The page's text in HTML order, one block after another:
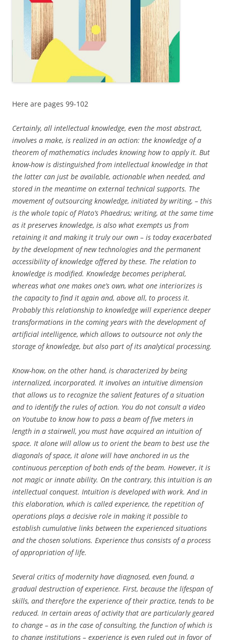
Here are pages 99-102
Certainly, all intellectual knowledge, even the most abstract,
involves a make, is realized in an action: the knowledge of a
theorem of mathematics includes knowing how to apply it. But
know-how is distinguished from intellectual knowledge in that
the latter can just be available, actionable when needed, and
stored in the meantime on external technical supports. The
movement of outsourcing knowledge, initiated by writing, – this
is the whole topic of Plato’s Phaedrus; writing, at the same time
as it preserves knowledge, is also what exempts us from
retaining it and making it truly our own – is today exacerbated
by the development of new technologies and the permanent
accessibility of knowledge offered by these. The relation to
knowledge is modified. Knowledge becomes peripheral,
whereas what one makes one’s own, what one interiorizes is
the capacity to find it again and, above all, to process it.
Probably this relationship to knowledge will experience deeper
transformations in the coming years with the development of
artificial intelligence, which allows to outsource not only the
storage of knowledge, but also part of its analytical processing.
Know-how, on the other hand, is characterized by being
internalized, incorporated. It involves an intuitive dimension
that allows us to recognize the salient features of a situation
and to identify the rules of action. You do not consult a video
on Youtube to know how to pass a beam of five meters in
length in a stairwell, you must have acquired an intuition of
space. It alone will allow us to orient the beam to best use the
diagonals of space, it alone will have anchored in us the
continuous perception of both ends of the beam. However, it is
not magic or innate ability. On the contrary, this intuition is an
intellectual conquest. Intuition is developed with work. And in
this elaboration, which is called experience, the repetition of
operations plays a decisive role in making it possible to
establish cumulative links between the experienced situations
and the chosen solutions. Experience thus consists of a process
of appropriation of life.
Several critics of modernity have diagnosed, even found, a
gradual destruction of experience. First, because the lifespan of
skills, and therefore the experience of their practice, tends to be
reduced. In certain areas of activity that are particularly geared
to change – as in the case of consulting, the function of which is
to change institutions – experience is even ruled out in favor of